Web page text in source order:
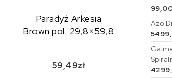
Paradyż Arkesia
Brown pol. 29,8×59,8
59,49zł
Azo